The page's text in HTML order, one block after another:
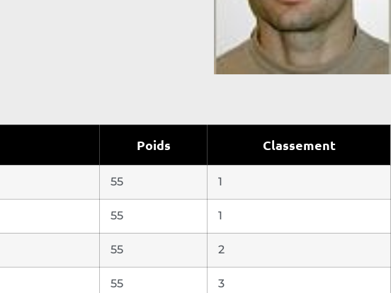
Poids Classement
55 1
55 1
55 2
55 3